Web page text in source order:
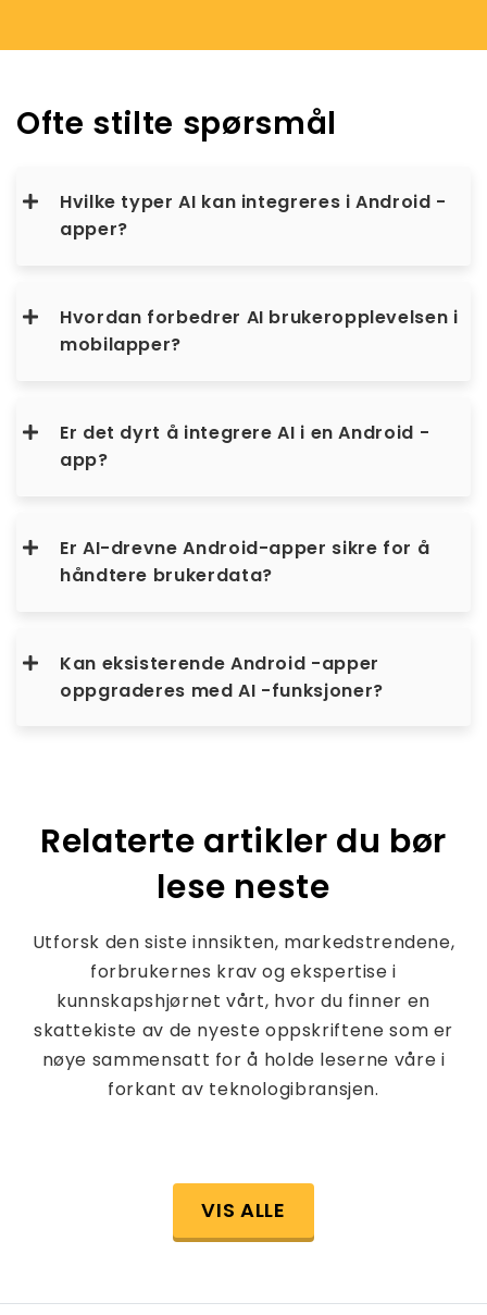
Ofte stilte spørsmål
Hvilke typer AI kan integreres i Android -
apper?
Hvordan forbedrer AI brukeropplevelsen i
mobilapper?
Er det dyrt å integrere AI i en Android -
app?
Er AI-drevne Android-apper sikre for å
håndtere brukerdata?
Kan eksisterende Android -apper
oppgraderes med AI -funksjoner?
Relaterte artikler du bør
lese neste
Utforsk den siste innsikten, markedstrendene,
forbrukernes krav og ekspertise i
kunnskapshjørnet vårt, hvor du finner en
skattekiste av de nyeste oppskriftene som er
nøye sammensatt for å holde leserne våre i
forkant av teknologibransjen.
VIS ALLE